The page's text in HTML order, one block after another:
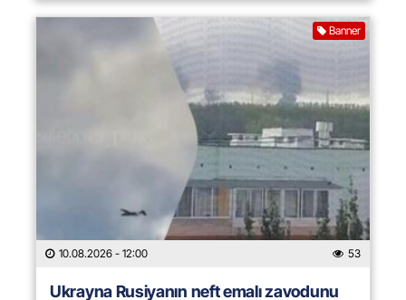
Banner
10.08.2026 - 12:00 53
Ukrayna Rusiyanın neft emalı zavodunu